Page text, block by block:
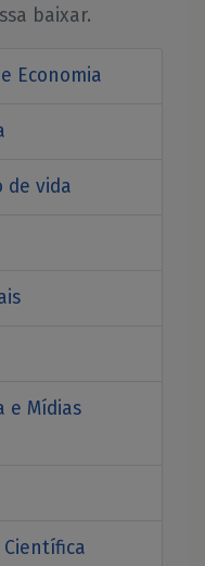
baixar.
Economia
de vida
e Mídias
Científica